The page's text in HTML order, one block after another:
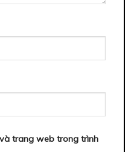
trang web trong trình